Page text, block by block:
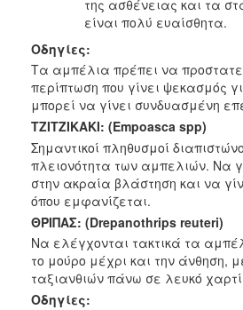
της ασθένειας και τα
είναι πολύ ευαίσθητα.
Οδηγίες:
Τα αμπέλια πρέπει να
περίπτωση που γίνει ψεκασμός
μπορεί να γίνει συνδυασμένη
TZITZIKAKI: (Empoasca spp)
Σημαντικοί πληθυσμοί
πλειονότητα των αμπελιών. Να
στην ακραία βλάστηση και να
όπου εμφανίζεται.
ΘΡΙΠΑΣ: (Drepanothrips reuteri)
Να ελέγχονται τακτικά τα
το μούρο μέχρι και την άνθηση,
ταξιανθιών πάνω σε λευκό
Οδηγίες: